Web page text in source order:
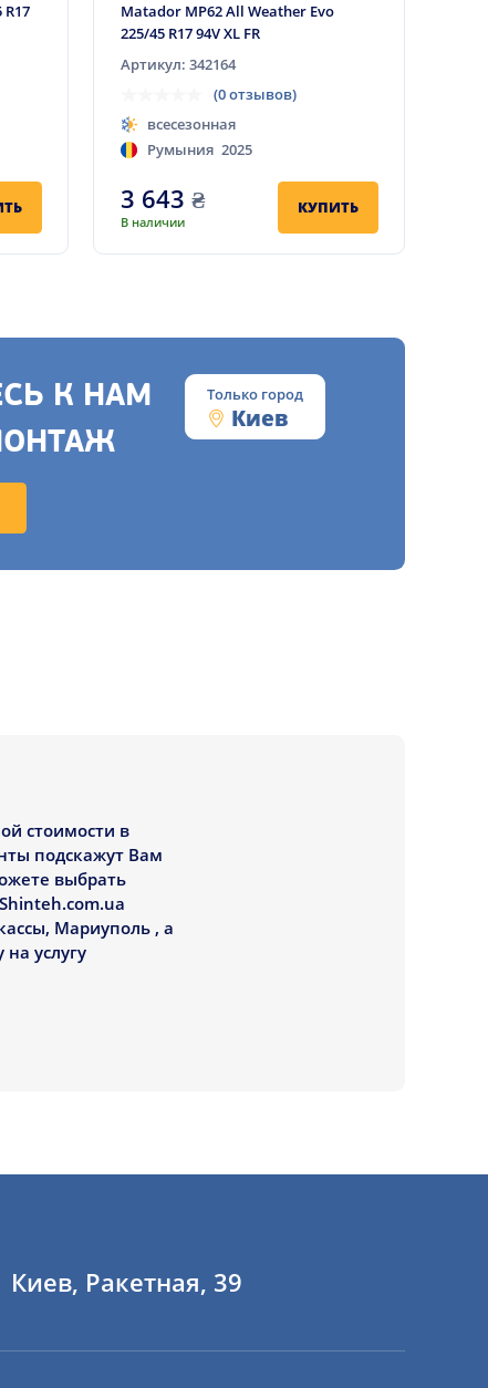
Matador MP62 All Weather Evo
225/45 R17 94V XL FR
Артикул: 342164
(0 отзывов)
всесезонная
Румыния 2025
3 643 ₴
В наличии
КУПИТЬ
К НАМ
Только город
Киев
стоимости в
подскажут Вам
выбрать
Мариуполь , а
услугу
Киев, Ракетная, 39